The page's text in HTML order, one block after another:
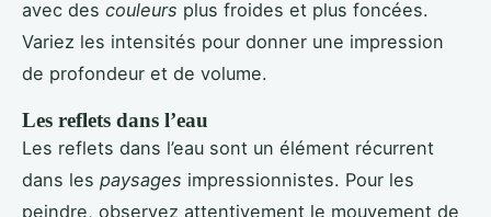
avec des couleurs plus froides et plus foncées.
Variez les intensités pour donner une impression
de profondeur et de volume.
Les reflets dans l’eau
Les reflets dans l’eau sont un élément récurrent
dans les paysages impressionnistes. Pour les
peindre, observez attentivement le mouvement de